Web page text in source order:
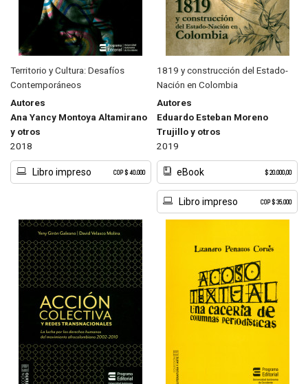
Territorio y Cultura: Desafíos
Contemporáneos
Autores
Ana Yancy Montoya Altamirano
y otros
2018
Libro impreso COP $ 40.000
1819 y construcción del Estado-
Nación en Colombia
Autores
Eduardo Esteban Moreno
Trujillo y otros
2019
eBook $ 20.000,00
Libro impreso COP $ 35.000